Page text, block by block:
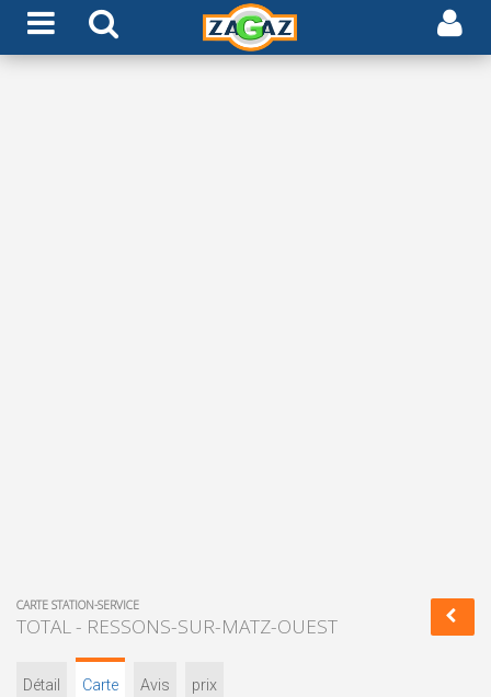
CARTE STATION-SERVICE
TOTAL - RESSONS-SUR-MATZ-OUEST
Détail Carte Avis prix